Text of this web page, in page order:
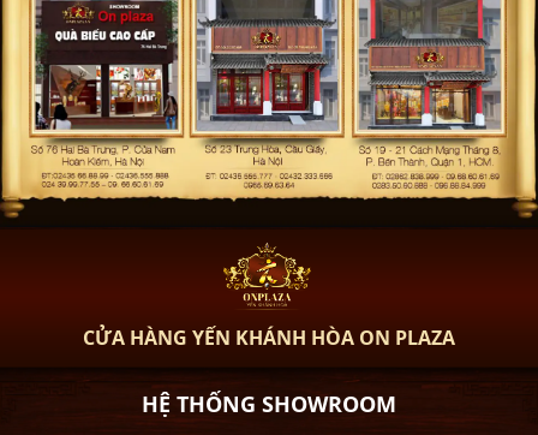
CỬA HÀNG YẾN KHÁNH HÒA ON PLAZA
HỆ THỐNG SHOWROOM